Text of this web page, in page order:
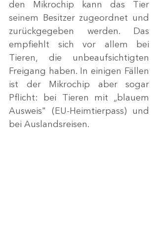
den Mikrochip kann das Tier
seinem Besitzer zugeordnet und
zurückgegeben werden. Das
empfiehlt sich vor allem bei
Tieren, die unbeaufsichtigten
Freigang haben. In einigen Fällen
ist der Mikrochip aber sogar
Pflicht: bei Tieren mit „blauem
Ausweis" (EU-Heimtierpass) und
bei Auslandsreisen.